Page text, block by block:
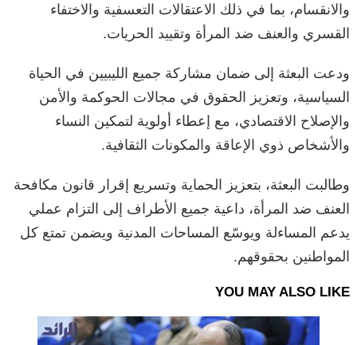
والانقسام، بما في ذلك الاعتقالات التعسفية والاختفاء
القسري والعنف ضد المرأة وتقييد الحريات.
ودعت البعثة إلى ضمان مشاركة جميع الليبيين في الحياة
السياسية، وتعزيز الحقوق في مجالات الحوكمة والأمن
والإصلاح الاقتصادي، مع إعطاء أولوية لتمكين النساء
والأشخاص ذوي الإعاقة والمكونات الثقافية.
وطالبت البعثة، بتعزيز الحماية وتسريع إقرار قانون مكافحة
العنف ضد المرأة، داعية جميع الأطراف إلى التزام عملي
يدعم المساءلة ويوسّع المساحات المدنية ويضمن تمتع كل
المواطنين بحقوقهم.
YOU MAY ALSO LIKE